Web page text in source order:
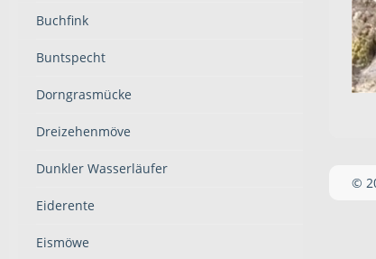
Buchfink
Buntspecht
Dorngrasmücke
Dreizehenmöve
Dunkler Wasserläufer
Eiderente
Eismöwe
©